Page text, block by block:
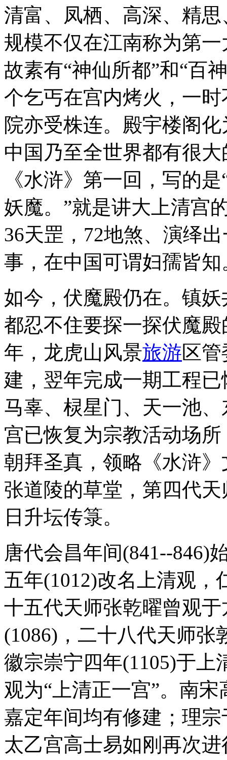
清富、凤栖、高深、精
规模不仅在江南称为第
故素有“神仙所都”和“百
个乞丐在宫内烤火，一
院亦受株连。殿宇楼阁
中国乃至全世界都有很
《水浒》第一回，写的
妖魔。”就是讲大上清宫
36天罡，72地煞、演绎
事，在中国可谓妇孺皆知
如今，伏魔殿仍在。镇
都忍不住要探一探伏魔
年，龙虎山风景旅游区
建，翌年完成一期工程
马辜、棂星门、天一池
宫已恢复为宗教活动场
朝拜圣真，领略《水浒
张道陵的草堂，第四代
日升坛传箓。
唐代会昌年间(841--846)
五年(1012)改名上清观，
十五代天师张乾曜曾观于
(1086)，二十八代天师
徽宗崇宁四年(1105)于上
观为“上清正一宫”。南
嘉定年间均有修建；理
太乙宫高士易如刚再次